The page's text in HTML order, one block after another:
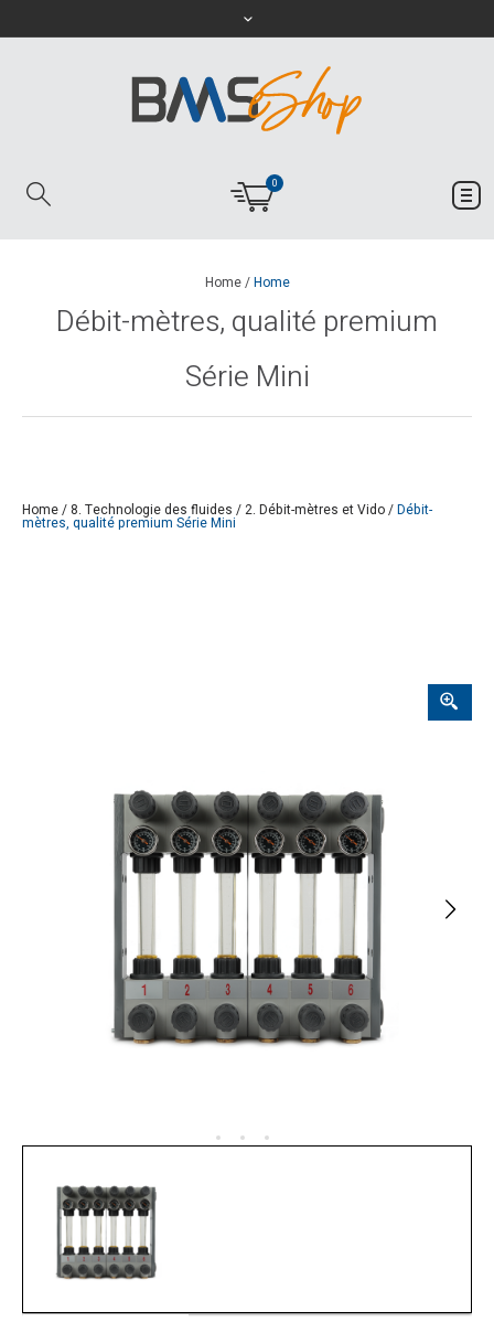
0
Home/Home
Débit-mètres, qualité premium
Série Mini
Home/8. Technologie des fluides /2. Débit-mètres et Vido/Débit-
mètres, qualité premium Série Mini